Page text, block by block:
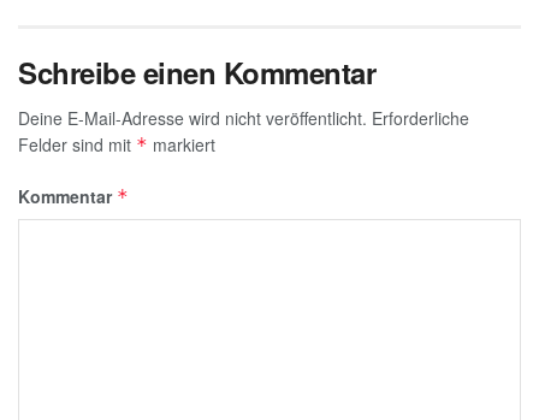
Schreibe einen Kommentar
Deine E-Mail-Adresse wird nicht veröffentlicht. Erforderliche
Felder sind mit * markiert
Kommentar *